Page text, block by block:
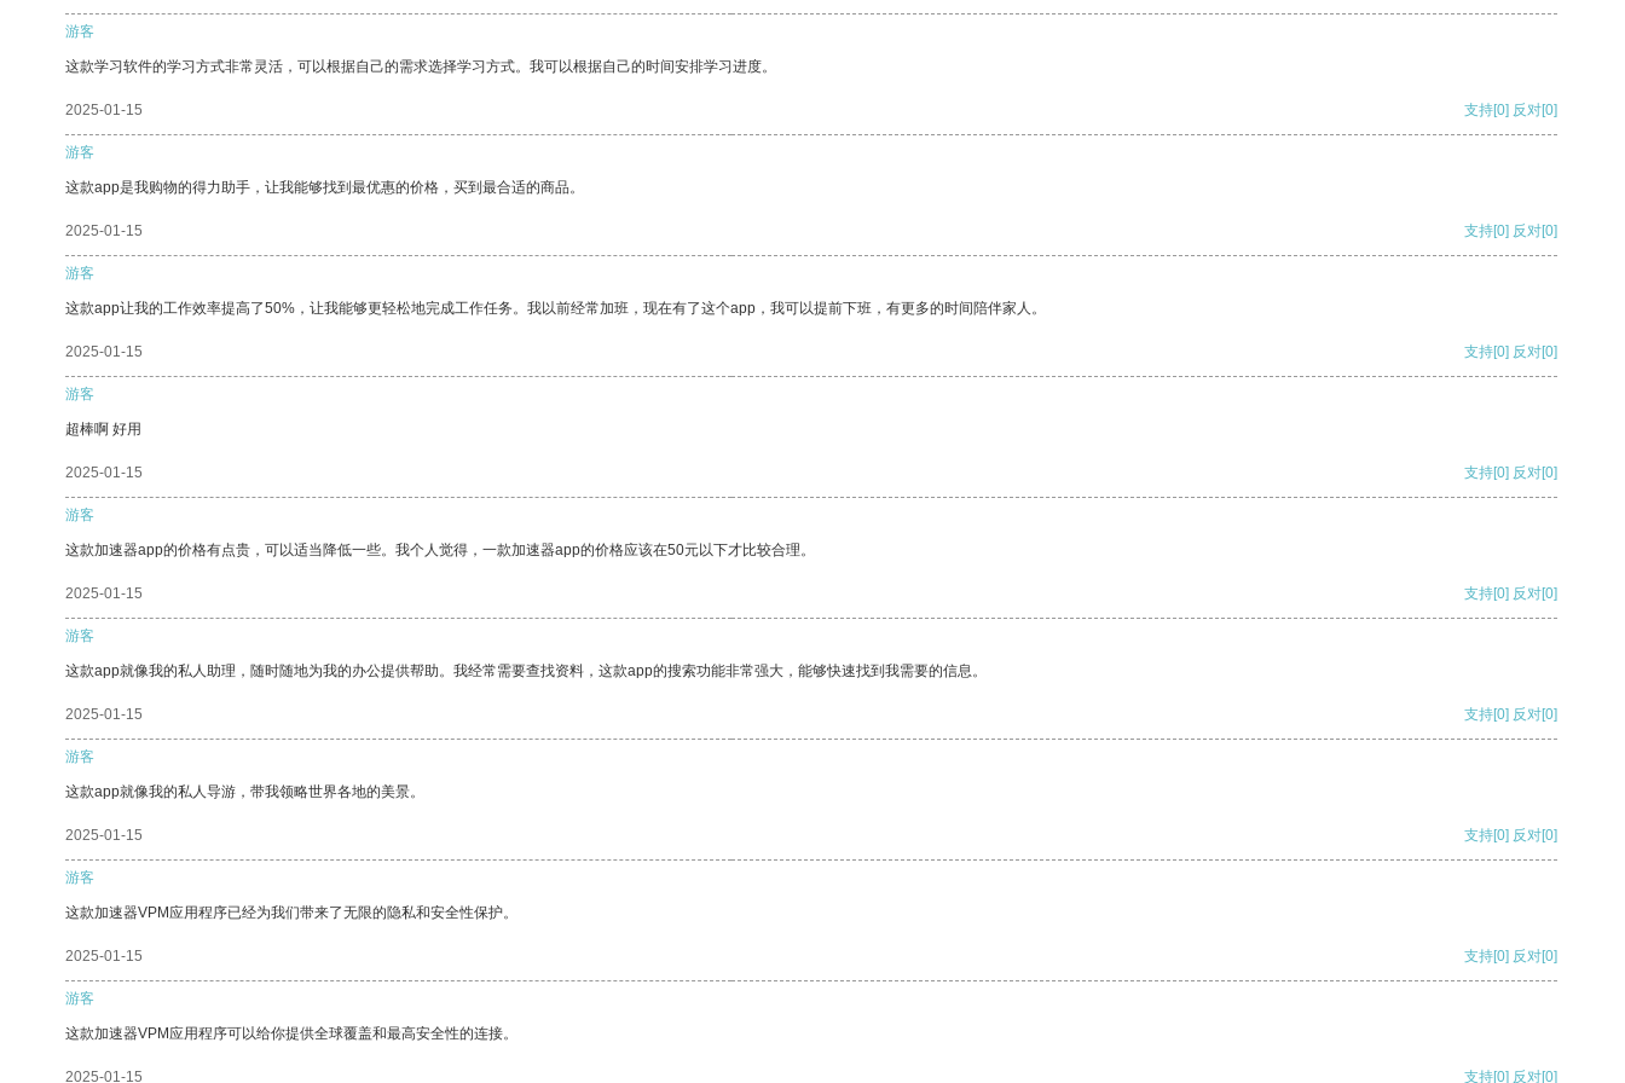
游客
这款学习软件的学习方式非常灵活，可以根据自己的需求选择学习方式。我可以根据自己的时间安排学习进度。
2025-01-15 支持[0] 反对[0]
游客
这款app是我购物的得力助手，让我能够找到最优惠的价格，买到最合适的商品。
2025-01-15 支持[0] 反对[0]
游客
这款app让我的工作效率提高了50%，让我能够更轻松地完成工作任务。我以前经常加班，现在有了这个app，我可以提前下班，有更多的时间陪伴家人。
2025-01-15 支持[0] 反对[0]
游客
超棒啊 好用
2025-01-15 支持[0] 反对[0]
游客
这款加速器app的价格有点贵，可以适当降低一些。我个人觉得，一款加速器app的价格应该在50元以下才比较合理。
2025-01-15 支持[0] 反对[0]
游客
这款app就像我的私人助理，随时随地为我的办公提供帮助。我经常需要查找资料，这款app的搜索功能非常强大，能够快速找到我需要的信息。
2025-01-15 支持[0] 反对[0]
游客
这款app就像我的私人导游，带我领略世界各地的美景。
2025-01-15 支持[0] 反对[0]
游客
这款加速器VPM应用程序已经为我们带来了无限的隐私和安全性保护。
2025-01-15 支持[0] 反对[0]
游客
这款加速器VPM应用程序可以给你提供全球覆盖和最高安全性的连接。
2025-01-15 支持[0] 反对[0]